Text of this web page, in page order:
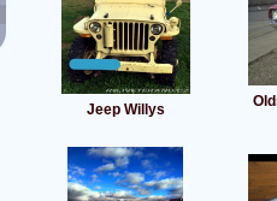
Jeep Willys